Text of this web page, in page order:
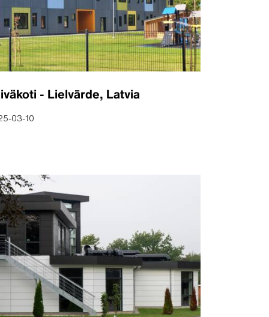
- Lielvārde, Latvia
03-10